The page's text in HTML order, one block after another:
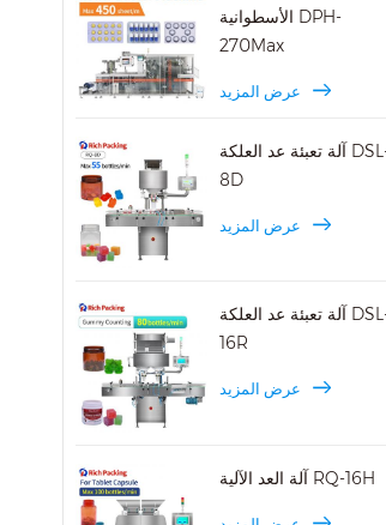
الأسطوانية DPH-
270Max
عرض المزيد
آلة تعبئة عد العلكة DSL-
8D
عرض المزيد
آلة تعبئة عد العلكة DSL-
16R
عرض المزيد
آلة العد الآلية RQ-16H